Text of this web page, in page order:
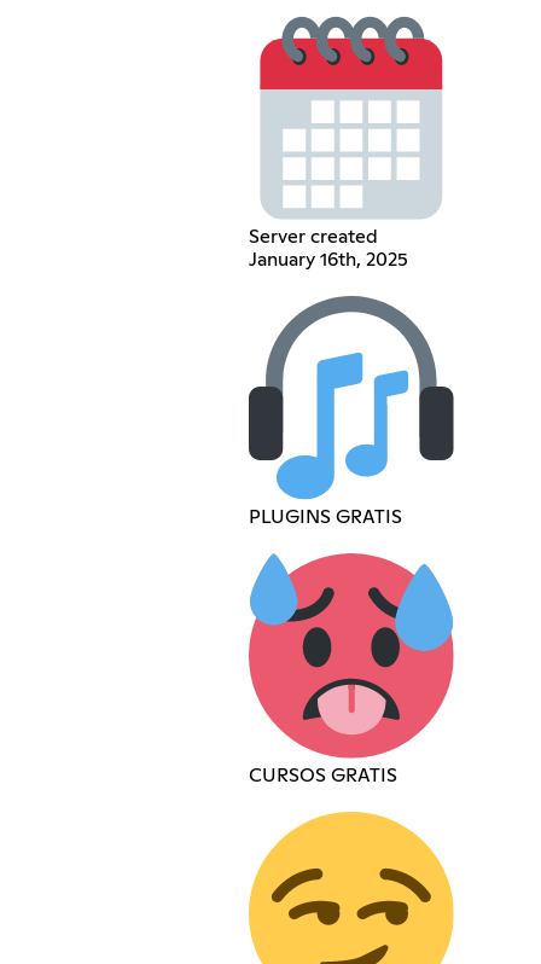
Server created
January 16th, 2025
PLUGINS GRATIS
CURSOS GRATIS